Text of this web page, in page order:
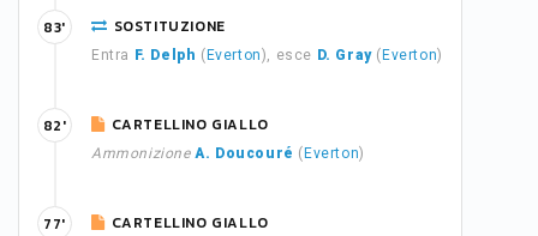
SOSTITUZIONE
Entra F. Delph ( Everton), esce D. Gray( Everton)
83'
CARTELLINO GIALLO
Ammonizione A. Doucouré ( Everton)
82'
CARTELLINO GIALLO
77'